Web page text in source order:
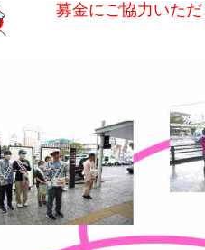
募金にご協力いた